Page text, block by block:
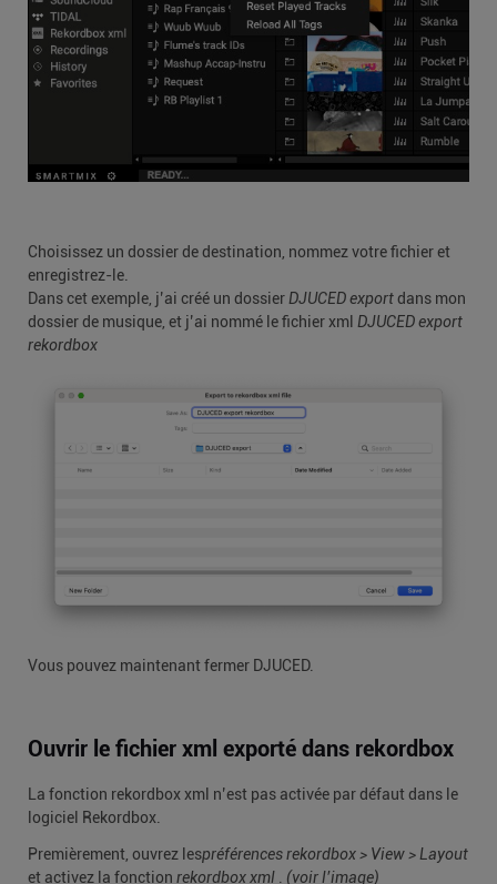
Choisissez un dossier de destination, nommez votre fichier et
enregistrez-le.
Dans cet exemple, j’ai créé un dossier DJUCED exportdans mon
dossier de musique, et j’ai nommé le fichier xml DJUCED export
rekordbox
Vous pouvez maintenant fermer DJUCED.
Ouvrir le fichier xml exporté dans rekordbox
La fonction rekordbox xml n’est pas activée par défaut dans le
logiciel Rekordbox.
Premièrement, ouvrez lespréférences rekordbox > View > Layout
et activez la fonction rekordbox xml (voir l’image)